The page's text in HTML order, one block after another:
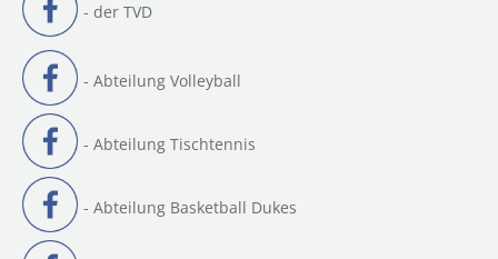
- der TVD
- Abteilung Volleyball
- Abteilung Tischtennis
- Abteilung Basketball Dukes